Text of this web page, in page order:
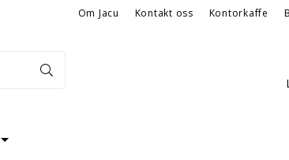
Om Jacu Kontakt oss Kontorkaffe